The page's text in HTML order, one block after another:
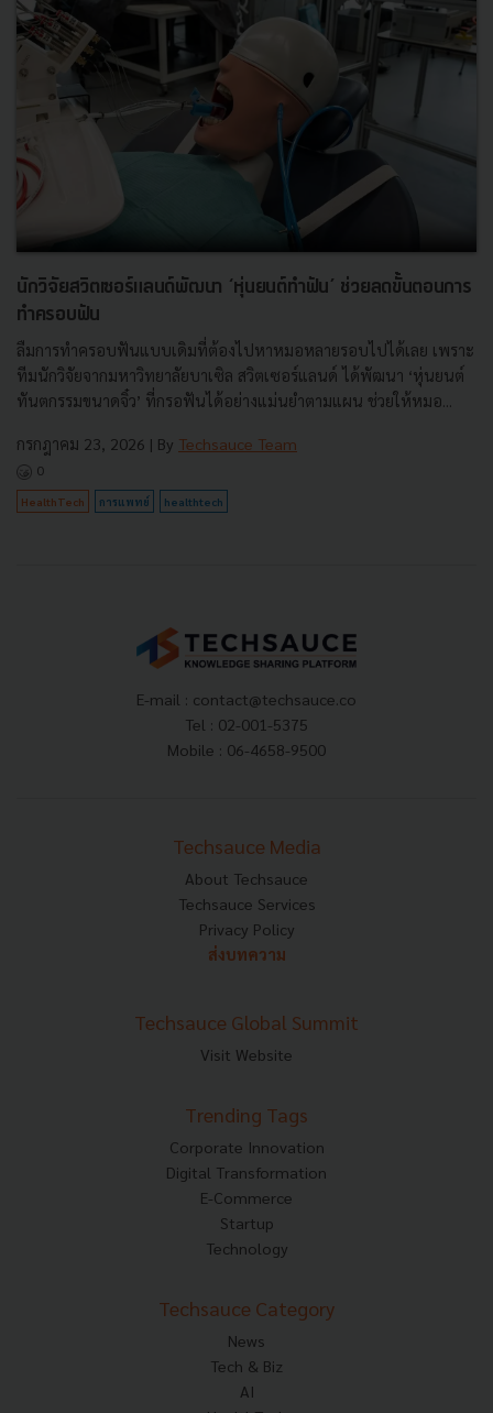
นักวิจัยสวิตเซอร์แลนด์พัฒนา ‘หุ่นยนต์ทำฟัน’ ช่วยลดขั้นตอนการ
ทำครอบฟัน
ลืมการทำครอบฟันแบบเดิมที่ต้องไปหาหมอหลายรอบไปได้เลย เพราะ
ทีมนักวิจัยจากมหาวิทยาลัยบาเซิล สวิตเซอร์แลนด์ ได้พัฒนา ‘หุ่นยนต์
ทันตกรรมขนาดจิ๋ว’ ที่กรอฟันได้อย่างแม่นยำตามแผน ช่วยให้หมอ...
กรกฎาคม 23, 2026 | By Techsauce Team
0
HealthTech การแพทย์ healthtech
E-mail : contact@techsauce.co
Tel : 02-001-5375
Mobile : 06-4658-9500
Techsauce Media
About Techsauce
Techsauce Services
Privacy Policy
ส่งบทความ
Techsauce Global Summit
Visit Website
Trending Tags
Corporate Innovation
Digital Transformation
E-Commerce
Startup
Technology
Techsauce Category
News
Tech & Biz
AI